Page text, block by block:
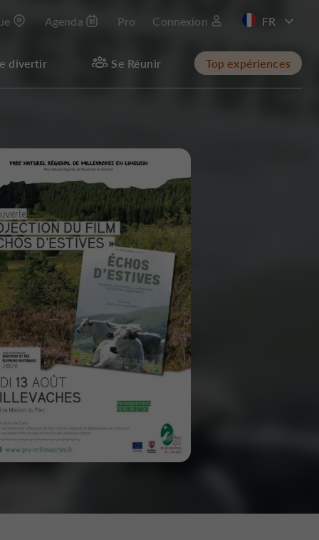
Agenda Pro Connexion
divertir Se Réunir Top expériences